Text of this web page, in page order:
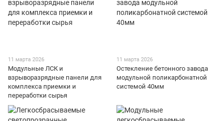
11 марта 2026
Модульные ЛСК и
взрыворазрядные панели для
комплекса приемки и
переработки сырья
11 марта 2026
Остекление бетонного завода
модульной поликарбонатной
системой 40мм